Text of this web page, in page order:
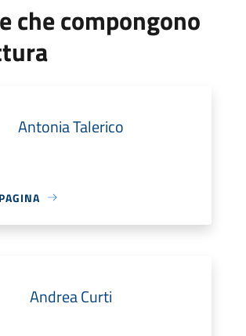
che compongono
Antonia Talerico
Andrea Curti